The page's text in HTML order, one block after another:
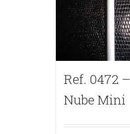
Ref. 0472 –
Nube Mini